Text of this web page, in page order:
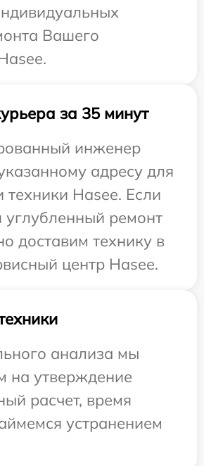
Вашего
за 35 минут
инженер
адресу для
техники Hasee. Если
углубленный ремонт
доставим технику в
центр Hasee.
анализа мы
на утверждение
расчет, время
устранением